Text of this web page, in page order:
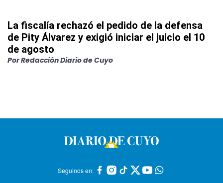
La fiscalía rechazó el pedido de la defensa
de Pity Álvarez y exigió iniciar el juicio el 10
de agosto
PorRedacción Diario de Cuyo
Seguinos en: